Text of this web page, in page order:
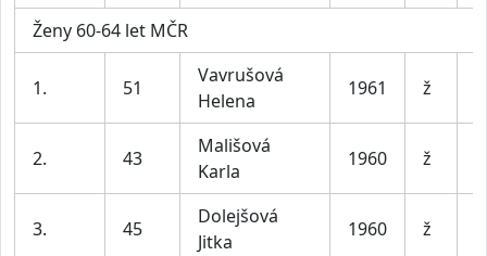
Ženy 60-64 let MČR
1. 51
Vavrušová
Helena
1961 ž
2. 43
Mališová
Karla
1960 ž
3. 45
Dolejšová
Jitka
1960 ž